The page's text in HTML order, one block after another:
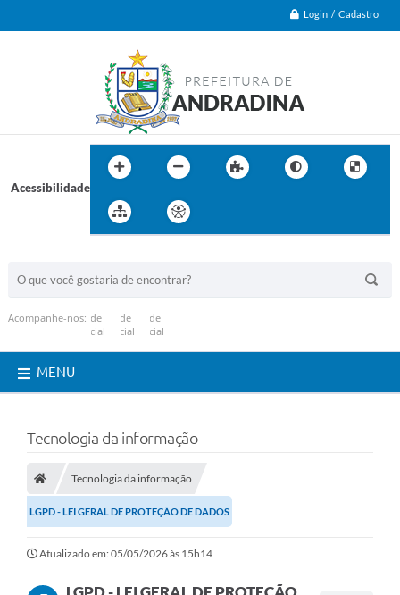
Login / Cadastro
Acessibilidade
Acompanhe-nos:
MENU
Tecnologia da informação
Tecnologia da informação
LGPD - LEI GERAL DE PROTEÇÃO DE DADOS
Atualizado em: 05/05/2026 às 15h14